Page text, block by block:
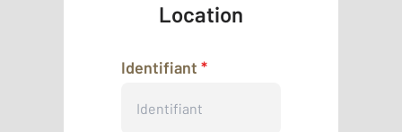
Location
Identifiant *